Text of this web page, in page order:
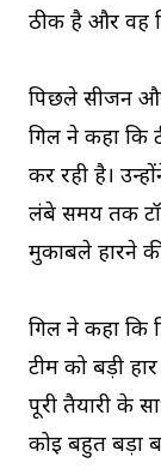
ठीक है और वह
पिछले सीजन
गिल ने कहा कि
कर रही है।
लंबे समय तक
मुकाबले हारने
गिल ने कहा कि
टीम को बड़ी
पूरी तैयारी के
कोई बहुत बड़ा